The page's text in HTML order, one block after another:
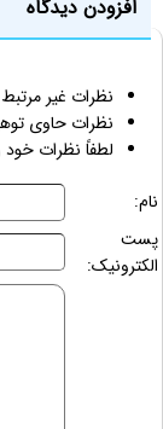
افزودن دیدگاه
نظرات غیر
نظرات حاوی
لطفاً نظرات
نام:
پست
الکترونیک: